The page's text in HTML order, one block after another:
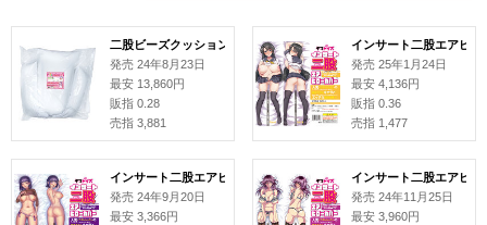
二股ビーズクッション 本体
発売 24年8月23日
最安 13,860円
販指 0.28
売指 3,881
インサート二股エアピ
発売 25年1月24日
最安 4,136円
販指 0.36
売指 1,477
インサート二股エアピローカバー#158 ねこ電力
発売 24年9月20日
最安 3,366円
インサート二股エアピ
発売 24年11月25日
最安 3,960円